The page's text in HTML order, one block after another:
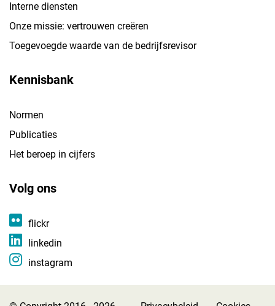
Interne diensten
Onze missie: vertrouwen creëren
Toegevoegde waarde van de bedrijfsrevisor
Kennisbank
Normen
Publicaties
Het beroep in cijfers
Volg ons
flickr
linkedin
instagram